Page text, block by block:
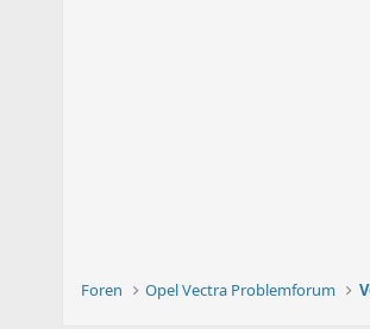
Foren Opel Vectra Problemforum